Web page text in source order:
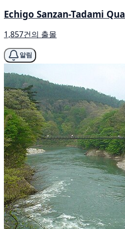
Echigo Sanzan-Tadami
1,857건의 출몰
알림